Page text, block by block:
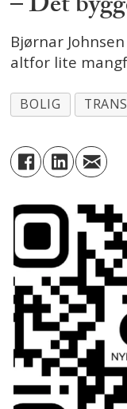
Bjørnar
altfor lite
BOLIG